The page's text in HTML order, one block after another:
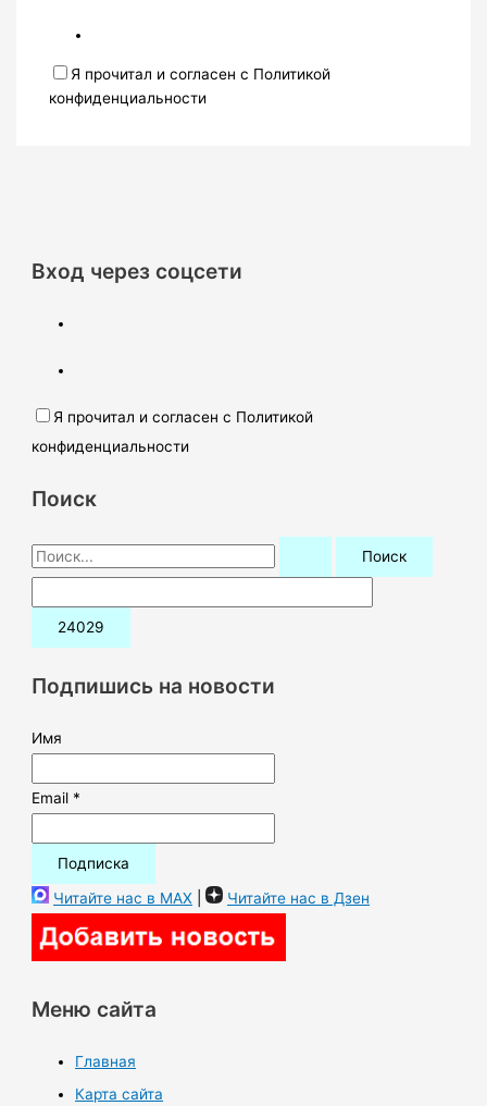
Я прочитал и согласен с Политикой
конфиденциальности
Вход через соцсети
Я прочитал и согласен с Политикой
конфиденциальности
Поиск
П
о
и
:Подпишись на новости
Имя
Email *
Читайте нас в MAX | Читайте нас в Дзен
Меню сайта
Главная
Карта сайта